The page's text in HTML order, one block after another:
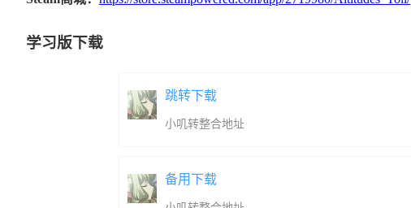
学习版下载
跳转下载
小叽转整合地址
备用下载